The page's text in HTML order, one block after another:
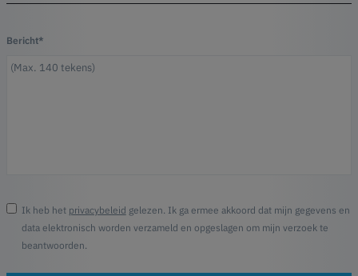
Bericht*
Ik heb het privacybeleid gelezen. Ik ga ermee akkoord dat mijn gegevens en
data elektronisch worden verzameld en opgeslagen om mijn verzoek te
beantwoorden.